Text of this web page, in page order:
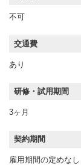
不可
交通費
あり
研修・試用期間
3ヶ月
契約期間
雇用期間の定めなし